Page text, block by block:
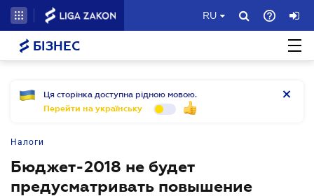
RU
БІЗНЕС
Ця сторінка доступна рідною мовою.
Перейти на українську
Налоги
Бюджет-2018 не будет
предусматривать повышение